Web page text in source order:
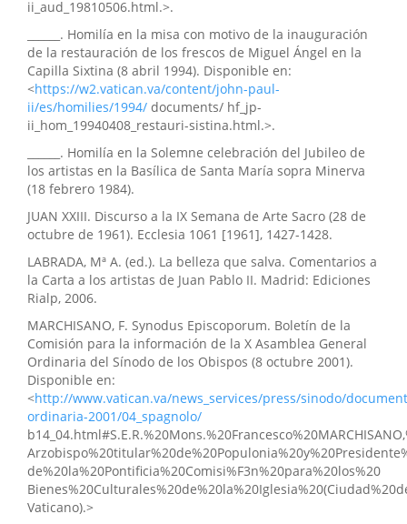
ii_aud_19810506.html.>.
______. Homilía en la misa con motivo de la inauguración
de la restauración de los frescos de Miguel Ángel en la
Capilla Sixtina (8 abril 1994). Disponible en:
<https://w2.vatican.va/content/john-paul-
ii/es/homilies/1994/ documents/ hf_jp-
ii_hom_19940408_restauri-sistina.html.>.
______. Homilía en la Solemne celebración del Jubileo de
los artistas en la Basílica de Santa María sopra Minerva
(18 febrero 1984).
JUAN XXIII. Discurso a la IX Semana de Arte Sacro (28 de
octubre de 1961). Ecclesia 1061 [1961], 1427-1428.
LABRADA, Mª A. (ed.). La belleza que salva. Comentarios a
la Carta a los artistas de Juan Pablo II. Madrid: Ediciones
Rialp, 2006.
MARCHISANO, F. Synodus Episcoporum. Boletín de la
Comisión para la información de la X Asamblea General
Ordinaria del Sínodo de los Obispos (8 octubre 2001).
Disponible en:
<http://www.vatican.va/news_services/press/sinodo/
ordinaria-2001/04_spagnolo/
de%20la%20Pontificia%20Comisi%F3n%20para%20los%20
Vaticano).>